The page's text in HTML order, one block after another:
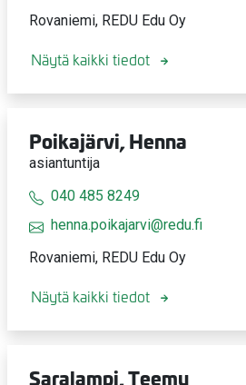
Rovaniemi, REDU Edu Oy
Näytä kaikki tiedot
Poikajärvi, Henna
asiantuntija
040 485 8249
henna.poikajarvi@redu.fi
Rovaniemi, REDU Edu Oy
Näytä kaikki tiedot
Saralampi, Teemu